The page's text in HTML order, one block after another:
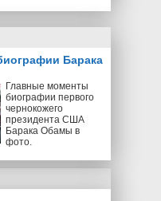
Барака
Главные моменты
биографии первого
чернокожего
президента США
Барака Обамы в
фото.